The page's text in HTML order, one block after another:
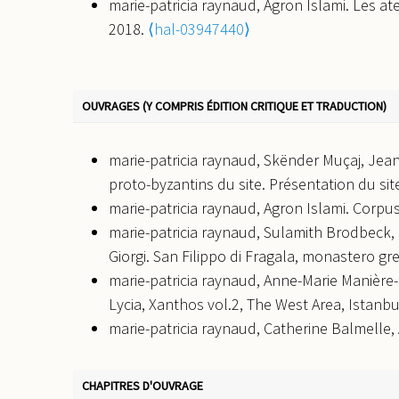
marie-patricia raynaud. Xanthos, East
Turkey.⟨hal-03947630⟩
Mosaïques de Turquie), Bursa, 2007, 2006,
marie-patricia raynaud, Hélène Morlier. A
order to prepare the publication of the
Sempozyumu Bildirileri (M. Sahin)-Bursa
Turquie), Bursa, 2007, p. 149-156, pl. 215-222,
marie-patricia raynaud, Pascale Chevalier,
Beaudry, et al.. Trois basiliques et un
Colloque Edifices cultuels entre les périodes
marie-patricia raynaud, Skënder Muçaj.
marie-patricia raynaud, Agron Islami. Les
2018. ⟨hal-03947440⟩
OUVRAGES (Y COMPRIS ÉDITION CRITIQUE ET TRADUCTION)
marie-patricia raynaud, Skënder Muçaj,
proto-byzantins du site. Présentation du
marie-patricia raynaud, Agron Islami.
marie-patricia raynaud, Sulamith
Giorgi. San Filippo di Fragala, monastero
marie-patricia raynaud, Anne-Marie
Lycia, Xanthos vol.2, The West Area,
marie-patricia raynaud, Catherine
2012.⟨hal-03947501⟩
CHAPITRES D'OUVRAGE